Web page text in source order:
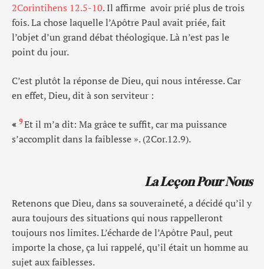
2Corintihens 12.5-10. Il affirme avoir prié plus de trois
fois. La chose laquelle l’Apôtre Paul avait priée, fait
l’objet d’un grand débat théologique. Là n’est pas le
point du jour.
C’est plutôt la réponse de Dieu, qui nous intéresse. Car
en effet, Dieu, dit à son serviteur :
« 9Et il m’a dit: Ma grâce te suffit, car ma puissance
s’accomplit dans la faiblesse ». (2Cor.12.9).
La Leçon Pour Nous
Retenons que Dieu, dans sa souveraineté, a décidé qu’il y
aura toujours des situations qui nous rappelleront
toujours nos limites. L’écharde de l’Apôtre Paul, peut
importe la chose, ça lui rappelé, qu’il était un homme au
sujet aux faiblesses.